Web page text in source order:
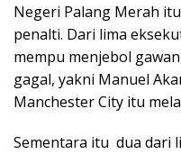
Negeri Palang Merah
penalti. Dari lima
mempu menjebol
gagal, yakni Manuel
Manchester City itu
Sementara itu dua dari